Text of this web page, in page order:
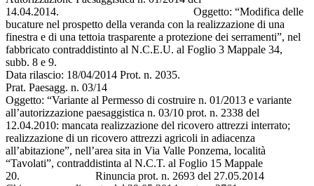
14.04.2014. Oggetto: “Modifica delle
bucature nel prospetto della veranda con la realizzazione di una
finestra e di una tettoia trasparente a protezione dei serramenti”, nel
fabbricato contraddistinto al N.C.E.U. al Foglio 3 Mappale 34,
subb. 8 e 9.
Data rilascio: 18/04/2014 Prot. n. 2035.
Prat. Paesagg. n. 03/14
Oggetto: “Variante al Permesso di costruire n. 01/2013 e variante
all’autorizzazione paesaggistica n. 03/10 prot. n. 2338 del
12.04.2010: mancata realizzazione del ricovero attrezzi interrato;
realizzazione di un ricovero attrezzi agricoli in adiacenza
all’abitazione”, nell’area sita in Via Valle Ponzema, località
“Tavolati”, contraddistinta al N.C.T. al Foglio 15 Mappale
20. Rinuncia prot. n. 2693 del 27.05.2014